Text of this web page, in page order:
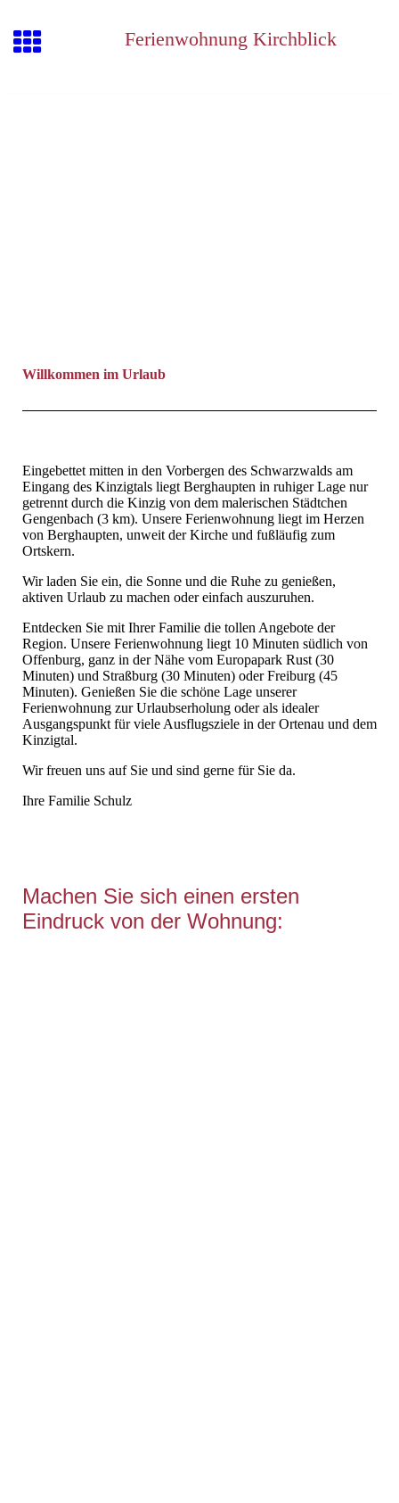
Ferienwohnung Kirchblick
Willkommen im Urlaub
Eingebettet mitten in den Vorbergen des Schwarzwalds am
Eingang des Kinzigtals liegt Berghaupten in ruhiger Lage nur
getrennt durch die Kinzig von dem malerischen Städtchen
Gengenbach (3 km). Unsere Ferienwohnung liegt im Herzen
von Berghaupten, unweit der Kirche und fußläufig zum
Ortskern.
Wir laden Sie ein, die Sonne und die Ruhe zu genießen,
aktiven Urlaub zu machen oder einfach auszuruhen.
Entdecken Sie mit Ihrer Familie die tollen Angebote der
Region. Unsere Ferienwohnung liegt 10 Minuten südlich von
Offenburg, ganz in der Nähe vom Europapark Rust (30
Minuten) und Straßburg (30 Minuten) oder Freiburg (45
Minuten). Genießen Sie die schöne Lage unserer
Ferienwohnung zur Urlaubserholung oder als idealer
Ausgangspunkt für viele Ausflugsziele in der Ortenau und dem
Kinzigtal.
Wir freuen uns auf Sie und sind gerne für Sie da.
Ihre Familie Schulz
Machen Sie sich einen ersten
Eindruck von der Wohnung: